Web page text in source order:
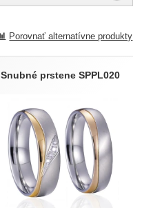
Porovnať alternatívne produkty
Snubné prstene SPPL020